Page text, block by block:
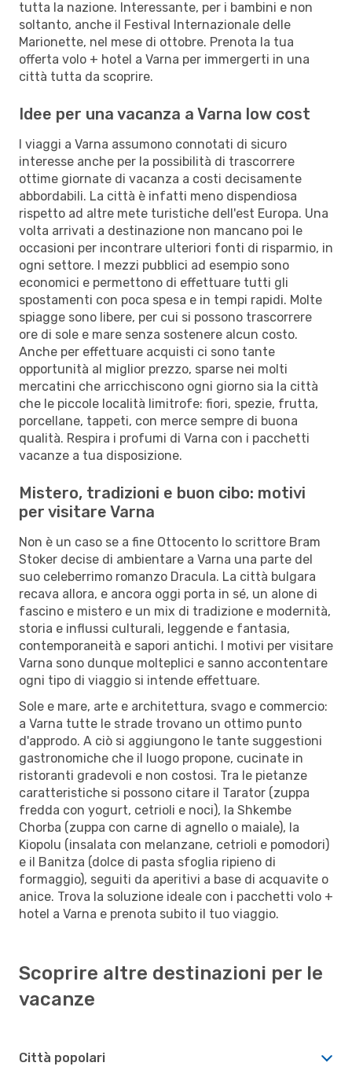
tutta la nazione. Interessante, per i bambini e non
soltanto, anche il Festival Internazionale delle
Marionette, nel mese di ottobre. Prenota la tua
offerta volo + hotel a Varna per immergerti in una
città tutta da scoprire.
Idee per una vacanza a Varna low cost
I viaggi a Varna assumono connotati di sicuro
interesse anche per la possibilità di trascorrere
ottime giornate di vacanza a costi decisamente
abbordabili. La città è infatti meno dispendiosa
rispetto ad altre mete turistiche dell'est Europa. Una
volta arrivati a destinazione non mancano poi le
occasioni per incontrare ulteriori fonti di risparmio, in
ogni settore. I mezzi pubblici ad esempio sono
economici e permettono di effettuare tutti gli
spostamenti con poca spesa e in tempi rapidi. Molte
spiagge sono libere, per cui si possono trascorrere
ore di sole e mare senza sostenere alcun costo.
Anche per effettuare acquisti ci sono tante
opportunità al miglior prezzo, sparse nei molti
mercatini che arricchiscono ogni giorno sia la città
che le piccole località limitrofe: fiori, spezie, frutta,
porcellane, tappeti, con merce sempre di buona
qualità. Respira i profumi di Varna con i pacchetti
vacanze a tua disposizione.
Mistero, tradizioni e buon cibo: motivi
per visitare Varna
Non è un caso se a fine Ottocento lo scrittore Bram
Stoker decise di ambientare a Varna una parte del
suo celeberrimo romanzo Dracula. La città bulgara
recava allora, e ancora oggi porta in sé, un alone di
fascino e mistero e un mix di tradizione e modernità,
storia e influssi culturali, leggende e fantasia,
contemporaneità e sapori antichi. I motivi per visitare
Varna sono dunque molteplici e sanno accontentare
ogni tipo di viaggio si intende effettuare.
Sole e mare, arte e architettura, svago e commercio:
a Varna tutte le strade trovano un ottimo punto
d'approdo. A ciò si aggiungono le tante suggestioni
gastronomiche che il luogo propone, cucinate in
ristoranti gradevoli e non costosi. Tra le pietanze
caratteristiche si possono citare il Tarator (zuppa
fredda con yogurt, cetrioli e noci), la Shkembe
Chorba (zuppa con carne di agnello o maiale), la
Kiopolu (insalata con melanzane, cetrioli e pomodori)
e il Banitza (dolce di pasta sfoglia ripieno di
formaggio), seguiti da aperitivi a base di acquavite o
anice. Trova la soluzione ideale con i pacchetti volo +
hotel a Varna e prenota subito il tuo viaggio.
Scoprire altre destinazioni per le
vacanze
Città popolari